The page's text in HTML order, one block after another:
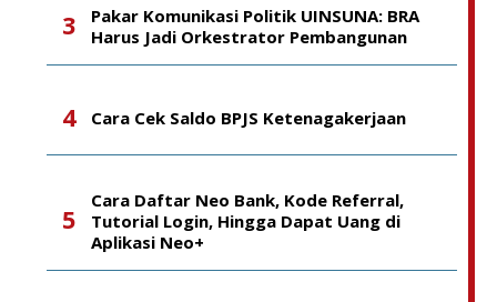
Pakar Komunikasi Politik UINSUNA: BRA
Harus Jadi Orkestrator Pembangunan
Cara Cek Saldo BPJS Ketenagakerjaan
Cara Daftar Neo Bank, Kode Referral,
Tutorial Login, Hingga Dapat Uang di
Aplikasi Neo+